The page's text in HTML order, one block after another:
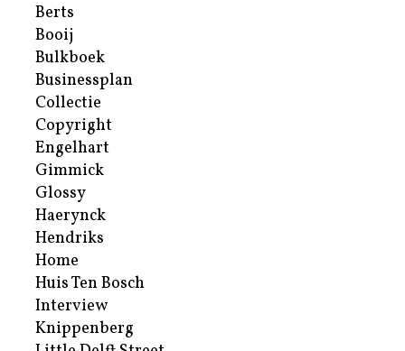
Berts
Booij
Bulkboek
Businessplan
Collectie
Copyright
Engelhart
Gimmick
Glossy
Haerynck
Hendriks
Home
Huis Ten Bosch
Interview
Knippenberg